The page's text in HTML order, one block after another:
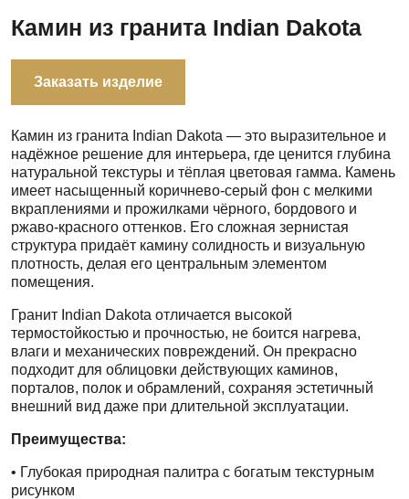
Камин из гранита Indian Dakota
Заказать изделие
Камин из гранита Indian Dakota — это выразительное и
надёжное решение для интерьера, где ценится глубина
натуральной текстуры и тёплая цветовая гамма. Камень
имеет насыщенный коричнево-серый фон с мелкими
вкраплениями и прожилками чёрного, бордового и
ржаво-красного оттенков. Его сложная зернистая
структура придаёт камину солидность и визуальную
плотность, делая его центральным элементом
помещения.
Гранит Indian Dakota отличается высокой
термостойкостью и прочностью, не боится нагрева,
влаги и механических повреждений. Он прекрасно
подходит для облицовки действующих каминов,
порталов, полок и обрамлений, сохраняя эстетичный
внешний вид даже при длительной эксплуатации.
Преимущества:
• Глубокая природная палитра с богатым текстурным
рисунком